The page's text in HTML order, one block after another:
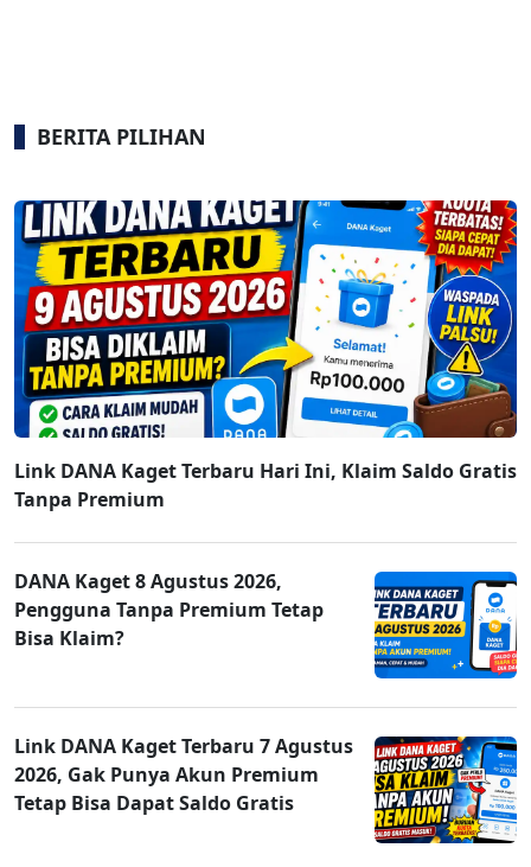
BERITA PILIHAN
Link DANA Kaget Terbaru Hari Ini, Klaim Saldo Gratis
Tanpa Premium
DANA Kaget 8 Agustus 2026,
Pengguna Tanpa Premium Tetap
Bisa Klaim?
Link DANA Kaget Terbaru 7 Agustus
2026, Gak Punya Akun Premium
Tetap Bisa Dapat Saldo Gratis